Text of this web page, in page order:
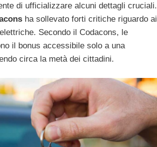
di ufficializzare alcuni dettagli cruciali.
ha sollevato forti critiche riguardo ai
Secondo il Codacons, le
il bonus accessibile solo a una
circa la metà dei cittadini.